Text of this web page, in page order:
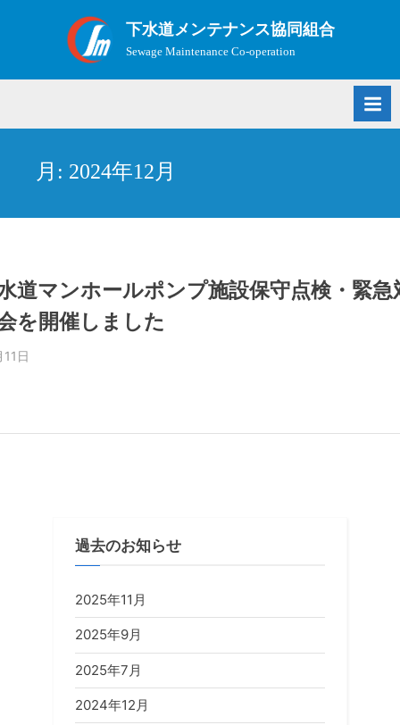
下水道メンテナンス協同組合
Sewage Maintenance Co-operation
月: 2024年12月
道マンホールポンプ施設保守点検・緊急
を開催しました
日
過去のお知らせ
2025年11月
2025年9月
2025年7月
2024年12月